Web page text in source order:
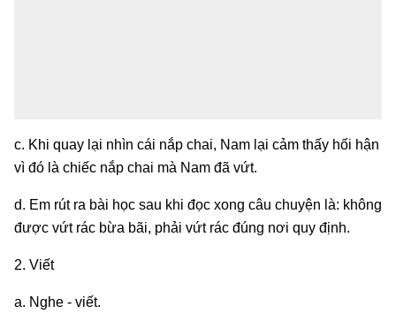
c. Khi quay lại nhìn cái nắp chai, Nam lại cảm thấy hối hận
vì đó là chiếc nắp chai mà Nam đã vứt.
d. Em rút ra bài học sau khi đọc xong câu chuyện là: không
được vứt rác bừa bãi, phải vứt rác đúng nơi quy định.
2. Viết
a. Nghe - viết.